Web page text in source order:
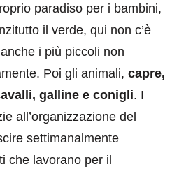
paradiso per i bambini,
il verde, qui non c’è
i più piccoli non
Poi gli animali, capre,
galline e conigli. I
all’organizzazione del
settimanalmente
che lavorano per il